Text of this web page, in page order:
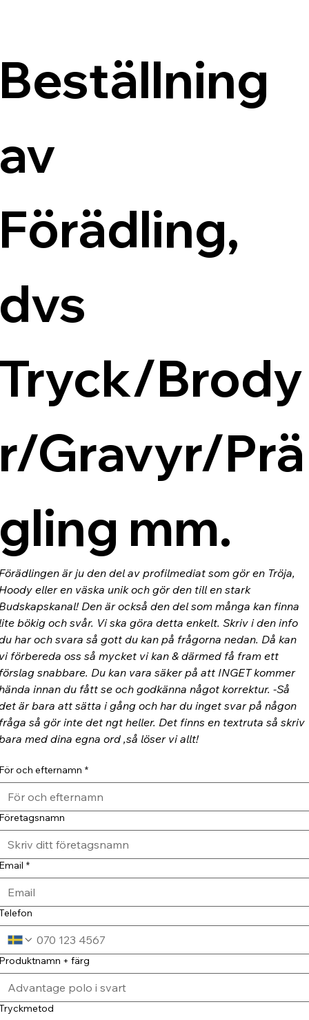
Brody
Gravyr/Prä
mm.
är ju den del av profilmediat som gör en Tröja,
eller en väska unik och gör den till en stark
Den är också den del som många kan finna
bökig och svår. Vi ska göra detta enkelt. Skriv i den info
har och svara så gott du kan på frågorna nedan. Då kan
förbereda oss så mycket vi kan & därmed få fram ett
snabbare. Du kan vara säker på att INGET kommer
innan du fått se och godkänna något korrektur. -Så
är bara att sätta i gång och har du inget svar på någon
så gör inte det ngt heller. Det finns en textruta så skriv
med dina egna ord ,så löser vi allt!
och efternamn *
*
+ färg